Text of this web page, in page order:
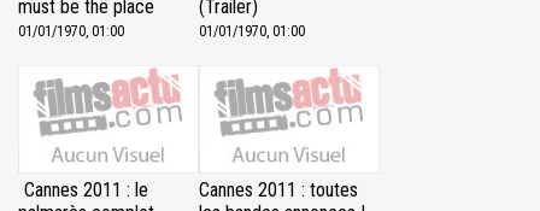
must be the place
01/01/1970, 01:00
(Trailer)
01/01/1970, 01:00
Cannes 2011 : le
Cannes 2011 : toutes